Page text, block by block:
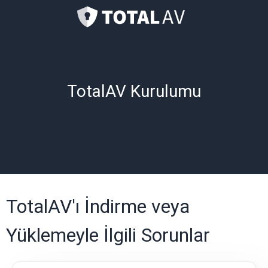
TotalAV Kurulumu
TotalAV'ı İndirme veya
Yüklemeyle İlgili Sorunlar